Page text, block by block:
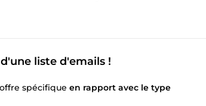
liste d'emails !
spécifique en rapport avec le type